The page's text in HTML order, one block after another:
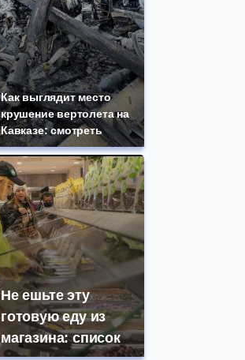
Как выглядит место
крушение вертолета на
Кавказе: смотреть
Не ешьте эту
готовую еду из
магазина: список